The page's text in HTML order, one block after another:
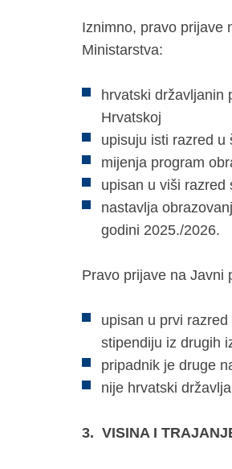
Iznimno, pravo prijave
Ministarstva:
hrvatski državljanin
Hrvatskoj
upisuju isti razred u
mijenja program
upisan u viši razred
nastavlja
godini 2025./2026.
Pravo prijave na Javni
upisan u prvi
stipendiju iz drugih
pripadnik je druge
nije hrvatski
3. VISINA I